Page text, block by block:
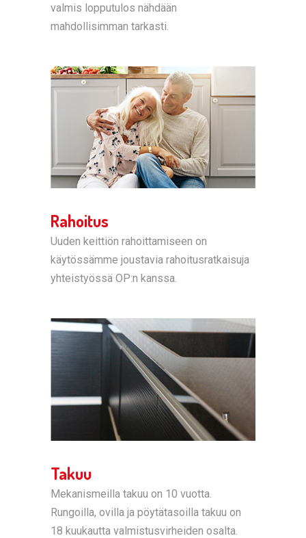
valmis lopputulos nähdään
mahdollisimman tarkasti.
Rahoitus
Uuden keittiön rahoittamiseen on
käytössämme joustavia rahoitusratkaisuja
yhteistyössä OP:n kanssa.
Takuu
Mekanismeilla takuu on 10 vuotta.
Rungoilla, ovilla ja pöytätasoilla takuu on
18 kuukautta valmistusvirheiden osalta.